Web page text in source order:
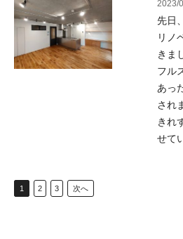
2023/
先日
リノ
きま
フル
あっ
され
きれ
せて
1 2 3 次へ